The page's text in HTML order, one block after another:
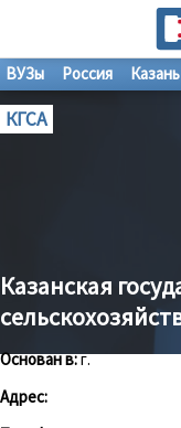
ВУЗы Россия Казань
КГСА
Казанская
Основан в:г.
Адрес: